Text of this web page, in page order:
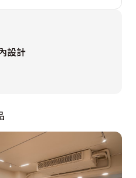
建立完整收納系統，營造出
生活空間。
設計